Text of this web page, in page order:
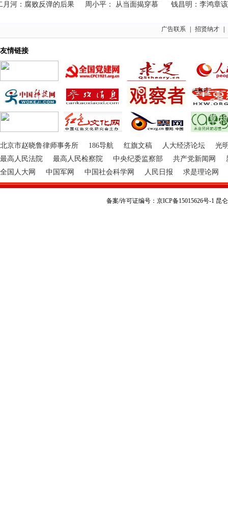
：腐败反弹的后果 周小平： 从当面揭穿慕 钱昌明：李鸿章该不
广告联系 招贤纳才
友情链接
北京市赵晓鲁律师事务所 186导航 红旗文稿 人大经济论坛
光
最高人民法院
最高人民检察院 中央纪委监察部 共产党新闻网
全国人大网
中国军网 中国社会科学网 人民日报 求是理论网
备案/许可证编号：京ICP备15015626号-1 昆